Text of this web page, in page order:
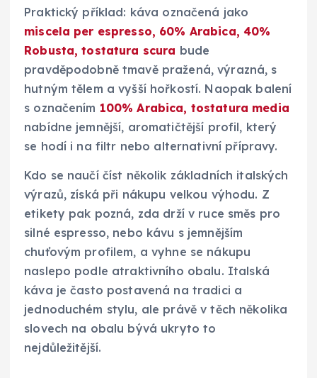
Praktický příklad: káva označená jako
miscela per espresso, 60% Arabica, 40%
Robusta, tostatura scura bude
pravděpodobně tmavě pražená, výrazná, s
hutným tělem a vyšší hořkostí. Naopak balení
s označením 100% Arabica, tostatura media
nabídne jemnější, aromatičtější profil, který
se hodí i na filtr nebo alternativní přípravy.
Kdo se naučí číst několik základních italských
výrazů, získá při nákupu velkou výhodu. Z
etikety pak pozná, zda drží v ruce směs pro
silné espresso, nebo kávu s jemnějším
chuťovým profilem, a vyhne se nákupu
naslepo podle atraktivního obalu. Italská
káva je často postavená na tradici a
jednoduchém stylu, ale právě v těch několika
slovech na obalu bývá ukryto to
nejdůležitější.